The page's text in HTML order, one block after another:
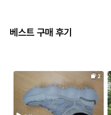
베스트 구매 후기